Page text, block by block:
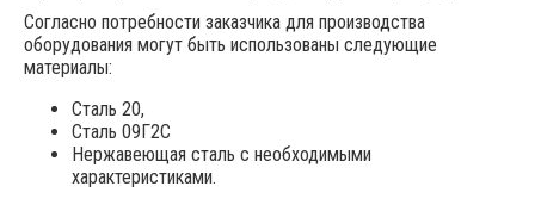
Согласно потребности заказчика для производства
оборудования могут быть использованы следующие
материалы:
Сталь 20,
Сталь 09Г2С
Нержавеющая сталь с необходимыми
характеристиками.